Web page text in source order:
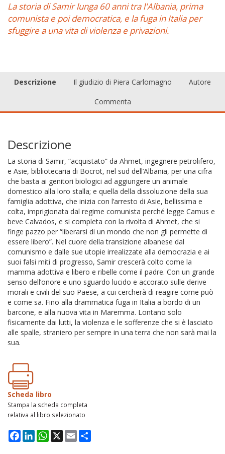
La storia di Samir lunga 60 anni tra l'Albania, prima
comunista e poi democratica, e la fuga in Italia per
sfuggire a una vita di violenza e privazioni.
Descrizione Il giudizio di Piera Carlomagno Autore
Commenta
Descrizione
La storia di Samir, “acquistato” da Ahmet, ingegnere petrolifero,
e Asie, bibliotecaria di Bocrot, nel sud dell’Albania, per una cifra
che basta ai genitori biologici ad aggiungere un animale
domestico alla loro stalla; e quella della dissoluzione della sua
famiglia adottiva, che inizia con l’arresto di Asie, bellissima e
colta, imprigionata dal regime comunista perché legge Camus e
beve Calvados, e si completa con la rivolta di Ahmet, che si
finge pazzo per “liberarsi di un mondo che non gli permette di
essere libero”. Nel cuore della transizione albanese dal
comunismo e dalle sue utopie irrealizzate alla democrazia e ai
suoi falsi miti di progresso, Samir crescerà colto come la
mamma adottiva e libero e ribelle come il padre. Con un grande
senso dell’onore e uno sguardo lucido e accorato sulle derive
morali e civili del suo Paese, a cui cercherà di reagire come può
e come sa. Fino alla drammatica fuga in Italia a bordo di un
barcone, e alla nuova vita in Maremma. Lontano solo
fisicamente dai lutti, la violenza e le sofferenze che si è lasciato
alle spalle, straniero per sempre in una terra che non sarà mai la
sua.
Scheda libro
Stampa la scheda completa
relativa al libro selezionato
Facebook
LinkedInWhatsApp
X Email